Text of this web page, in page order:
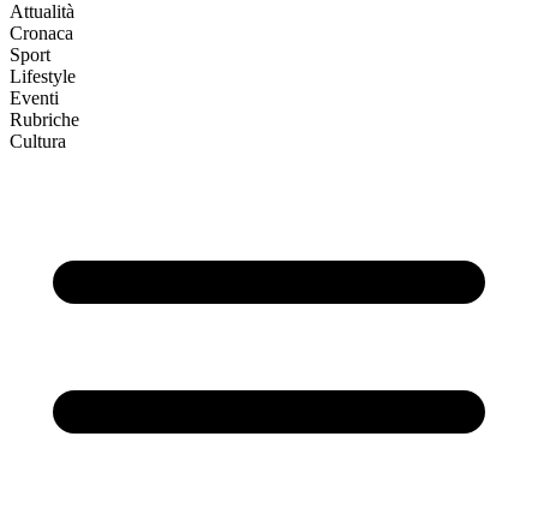
Attualità
Cronaca
Sport
Lifestyle
Eventi
Rubriche
Cultura